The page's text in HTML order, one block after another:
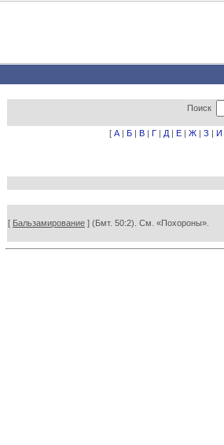
Поиск
[ А | Б | В | Г | Д | Е | Ж | З | И
[ Бальзамирование ] (Бмт. 50:2). См. «Похороны».